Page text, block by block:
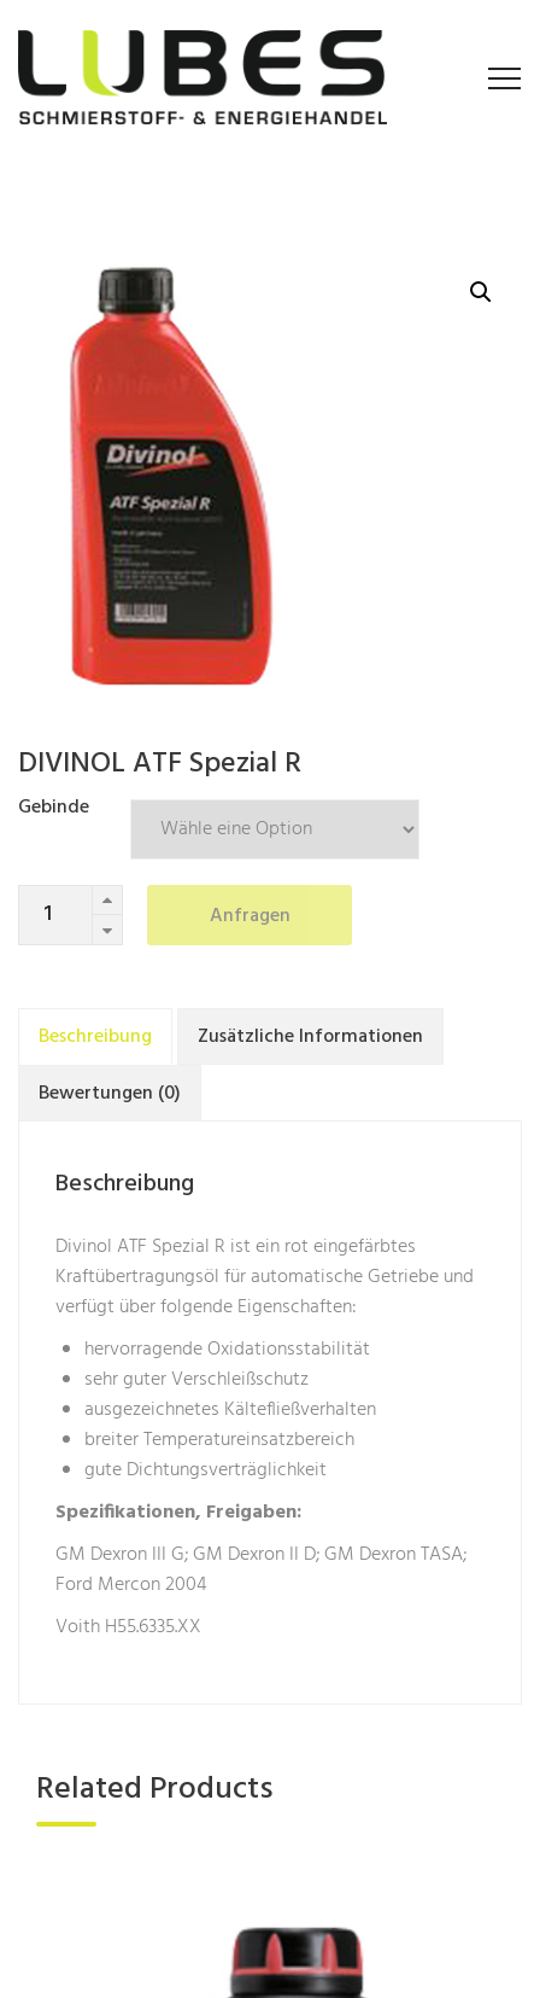
DIVINOL ATF Spezial R
Gebinde
Quantity Anfragen
Beschreibung
Zusätzliche Informationen
Bewertungen (0)
Beschreibung
Divinol ATF Spezial R ist ein rot eingefärbtes
Kraftübertragungsöl für automatische Getriebe und
verfügt über folgende Eigenschaften:
hervorragende Oxidationsstabilität
sehr guter Verschleißschutz
ausgezeichnetes Kältefließverhalten
breiter Temperatureinsatzbereich
gute Dichtungsverträglichkeit
Spezifikationen, Freigaben:
GM Dexron III G; GM Dexron II D; GM Dexron TASA;
Ford Mercon 2004
Voith H55.6335.XX
Related Products